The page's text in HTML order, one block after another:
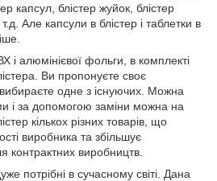
капсул, блістер жуйок, блістер
Але капсули в блістер і таблетки в
і алюмінієвої фольги, в комплекті
Ви пропонуєте своє
одне з існуючих. Можна
і за допомогою заміни можна на
кількох різних товарів, що
виробника та збільшує
контрактних виробництв.
потрібні в сучасному світі. Дана